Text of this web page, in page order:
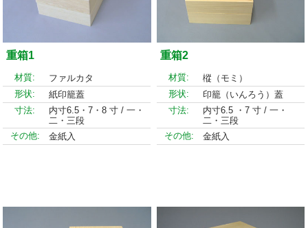
重箱1
材質:
ファルカタ
形状:
紙印籠蓋
寸法:
内寸6.5・7・8 寸 / 一・
二・三段
その他:
金紙入
重箱2
材質:
樅（モミ）
形状:
印籠（いんろう）蓋
寸法:
内寸6.5 ・7 寸 / 一・
二・三段
その他:
金紙入